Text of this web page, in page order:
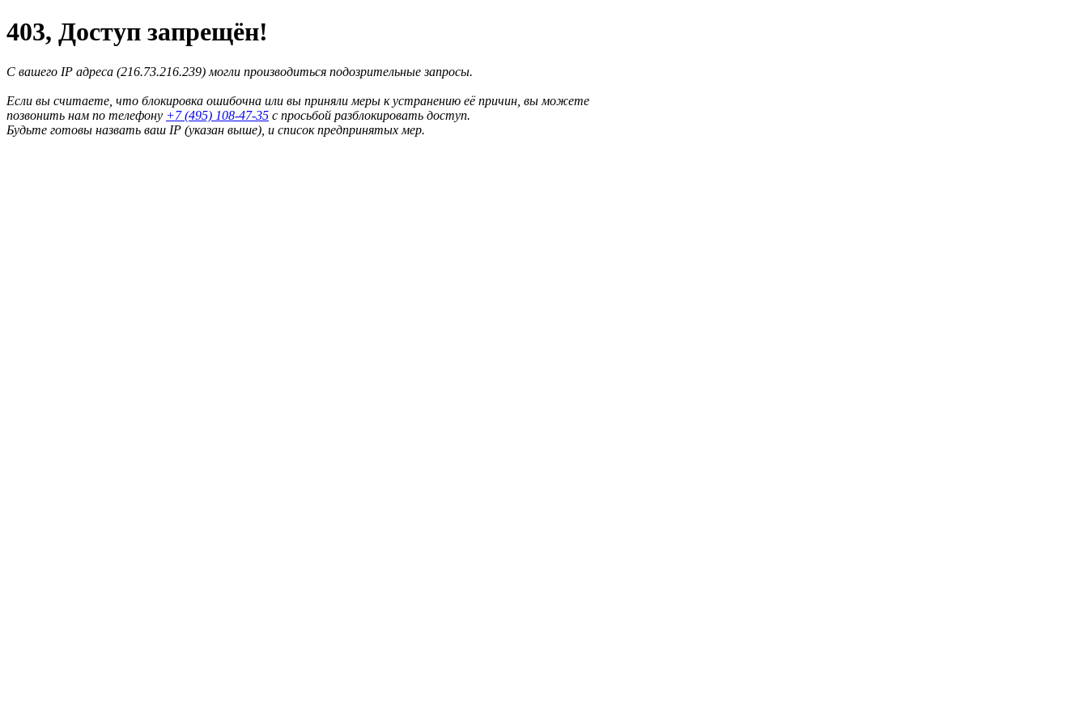
403, Доступ запрещён!
С вашего IP адреса (216.73.216.239) могли производиться подозрительные запросы.
Если вы считаете, что блокировка ошибочна или вы приняли меры к устранению её причин, вы можете
позвонить нам по телефону +7 (495) 108-47-35 с просьбой разблокировать доступ.
Будьте готовы назвать ваш IP (указан выше), и список предпринятых мер.